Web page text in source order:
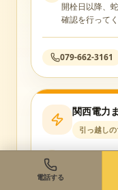
開栓日以降、
確認を行って
079-662-3161
関西電力
引っ越し
1 Web・電話
関西電力また
電話する